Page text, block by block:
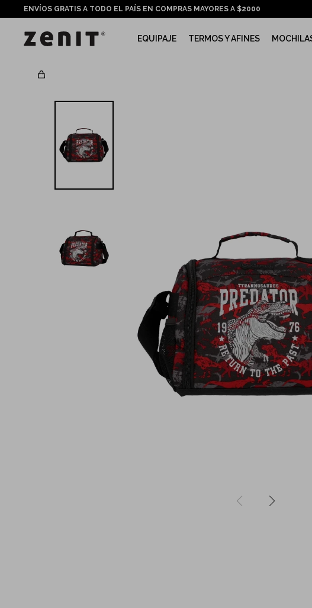
EQUIPAJE TERMOS Y AFINES
ENVÍOS GRATIS A TODO EL PAÍS EN COMPRAS MAYORES A $2000